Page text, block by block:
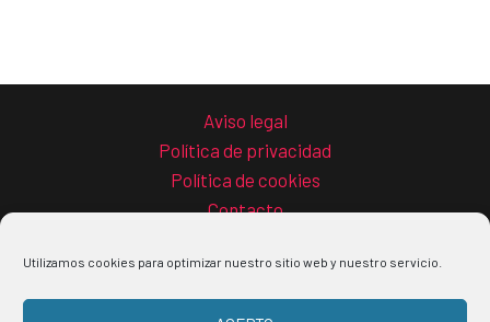
Utilizamos cookies para optimizar nuestro sitio web y nuestro servicio.
Aviso legal
Política de privacidad
Política de cookies
Contacto